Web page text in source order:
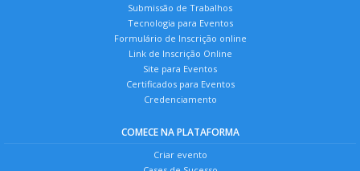
Submissão de Trabalhos
Tecnologia para Eventos
Formulário de Inscrição online
Link de Inscrição Online
Site para Eventos
Certificados para Eventos
Credenciamento
COMECE NA PLATAFORMA
Criar evento